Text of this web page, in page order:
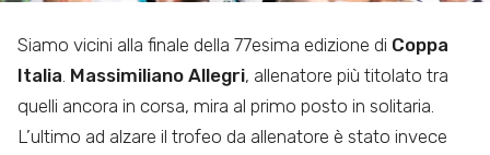
Siamo vicini alla finale della 77esima edizione di Coppa
Italia. Massimiliano Allegri, allenatore più titolato tra
quelli ancora in corsa, mira al primo posto in solitaria.
L’ultimo ad alzare il trofeo da allenatore è stato invece